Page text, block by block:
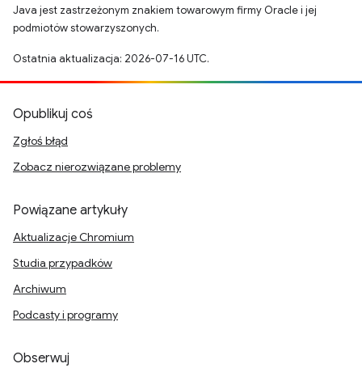
Java jest zastrzeżonym znakiem towarowym firmy Oracle i jej
podmiotów stowarzyszonych.
Ostatnia aktualizacja: 2026-07-16 UTC.
Opublikuj coś
Zgłoś błąd
Zobacz nierozwiązane problemy
Powiązane artykuły
Aktualizacje Chromium
Studia przypadków
Archiwum
Podcasty i programy
Obserwuj